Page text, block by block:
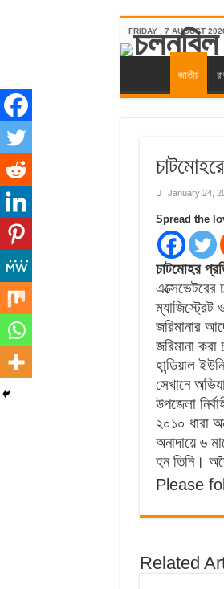
FRIDAY , 7 AUGUST
জাতীয়
January 24,
Spread the
চাটমোহর
এক্সেভেটরের
ম্যাজিস্ট্রেট
জরিমানার
জরিমানা
হান্ডিয়াল
সেখানে
উপজেলা
২০১০ ধারা
অনাদায়ে ৬
হন তিনি।
Please
Related